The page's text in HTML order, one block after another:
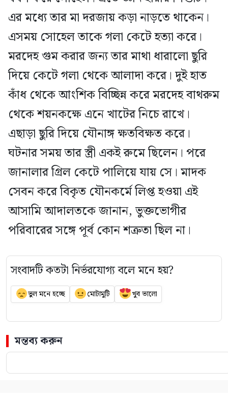
এর মধ্যে তার মা দরজায় কড়া নাড়তে থাকেন।
এসময় সোহেল তাকে গলা কেটে হত্যা করে।
মরদেহ গুম করার জন্য তার মাথা ধারালো ছুরি
দিয়ে কেটে গলা থেকে আলাদা করে। দুই হাত
কাঁধ থেকে আংশিক বিচ্ছিন্ন করে মরদেহ বাথরুম
থেকে শয়নকক্ষে এনে খাটের নিচে রাখে।
এছাড়া ছুরি দিয়ে যৌনাঙ্গ ক্ষতবিক্ষত করে।
ঘটনার সময় তার স্ত্রী একই রুমে ছিলেন। পরে
জানালার গ্রিল কেটে পালিয়ে যায় সে। মাদক
সেবন করে বিকৃত যৌনকর্মে লিপ্ত হওয়া এই
আসামি আদালতকে জানান, ভুক্তভোগীর
পরিবারের সঙ্গে পূর্ব কোন শত্রুতা ছিল না।
সংবাদটি কতটা নির্ভরযোগ্য বলে মনে হয়?
ভুল মনে হচ্ছে মোটামুটি খুব ভালো
মন্তব্য করুন